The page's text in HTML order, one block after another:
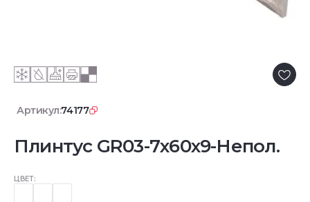
Артикул:74177
Плинтус GR03-7x60x9-Непол.
ЦВЕТ: